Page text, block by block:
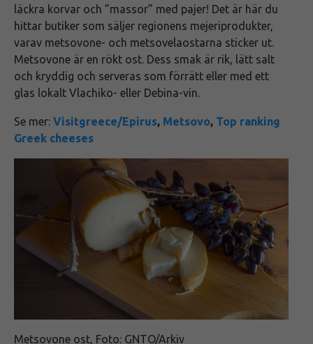
läckra korvar och ”massor” med pajer! Det är här du
hittar butiker som säljer regionens mejeriprodukter,
varav metsovone- och metsovelaostarna sticker ut.
Metsovone är en rökt ost. Dess smak är rik, lätt salt
och kryddig och serveras som förrätt eller med ett
glas lokalt Vlachiko- eller Debina-vin.
Se mer: Visitgreece/Epirus, Metsovo, Top ranking
Greek cheeses
Metsovone ost, Foto: GNTO/Arkiv